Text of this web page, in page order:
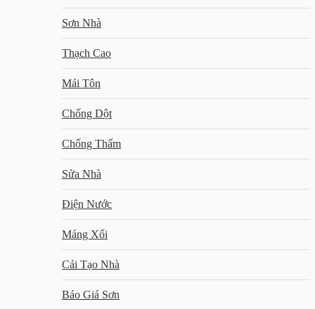
Sơn Nhà
Thạch Cao
Mái Tôn
Chống Dột
Chống Thấm
Sửa Nhà
Điện Nước
Máng Xối
Cải Tạo Nhà
Báo Giá Sơn